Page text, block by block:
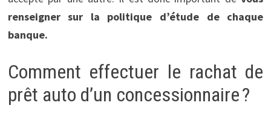
renseigner sur la politique d’étude de chaque
banque.
Comment effectuer le rachat de
prêt auto d’un concessionnaire ?